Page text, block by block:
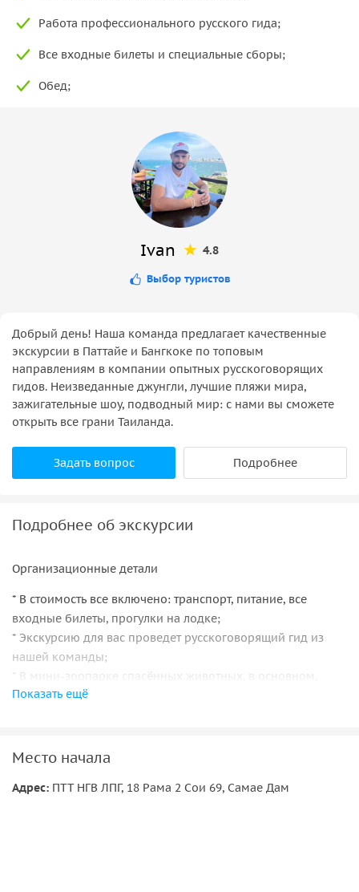
Работа профессионального русского гида;
Все входные билеты и специальные сборы;
Обед;
Ivan 4.8
Выбор туристов
Добрый день! Наша команда предлагает качественные
экскурсии в Паттайе и Бангкоке по топовым
направлениям в компании опытных русскоговорящих
гидов. Неизведанные джунгли, лучшие пляжи мира,
зажигательные шоу, подводный мир: с нами вы сможете
открыть все грани Таиланда.
Задать вопрос Подробнее
Подробнее об экскурсии
Организационные детали
* В стоимость все включено: транспорт, питание, все
входные билеты, прогулки на лодке;
* Экскурсию для вас проведет русскоговорящий гид из
нашей команды;
* В мини-зоопарке спасённых животных, в основном,
находятся брошенные животные в больном или
канонам именно забота о немощных живых существах
следующей жизни в лучшей ипостаси;
Показать ещё
Место начала
Адрес: ПТТ НГВ ЛПГ, 18 Рама 2 Сои 69, Самае Дам